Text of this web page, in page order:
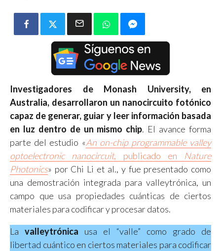
Investigadores de Monash University, en
Australia, desarrollaron un nanocircuito fotónico
capaz de generar, guiar y leer información basada
en luz dentro de un mismo chip. El avance forma
parte del estudio «An on-chip programmable valley
optoelectronic nanocircuit, publicado en Nature
Photonics» por Chi Li et al., y fue presentado como
una demostración integrada para valleytrónica, un
campo que usa propiedades cuánticas de ciertos
materiales para codificar y procesar datos.
La valleytrónica usa el “valle” como grado de
libertad cuántico en ciertos materiales para codificar